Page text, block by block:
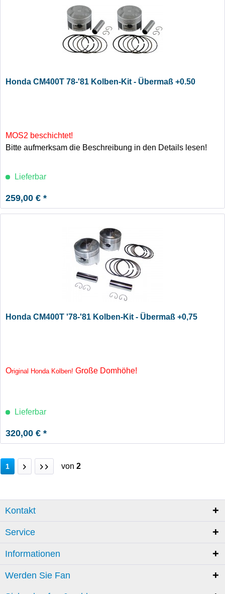
Honda CM400T 78-'81 Kolben-Kit - Übermaß +0.50
MOS2 beschichtet!
Bitte aufmerksam die Beschreibung in den Details lesen!
Lieferbar
259,00 € *
Honda CM400T '78-'81 Kolben-Kit - Übermaß +0,75
Original Honda Kolben! Große Domhöhe!
Lieferbar
320,00 € *
1 von 2
Kontakt
Service
Informationen
Werden Sie Fan